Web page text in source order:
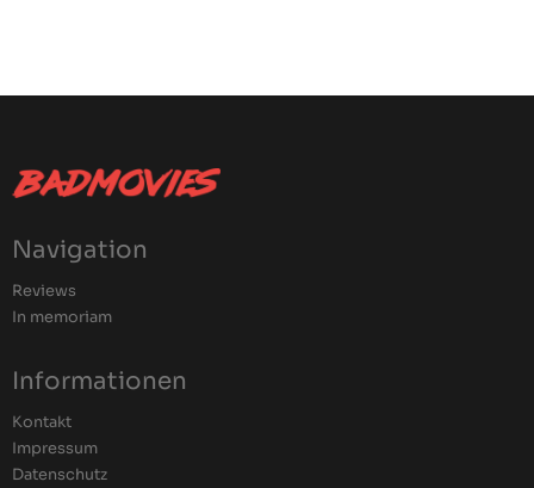
Navigation
Reviews
In memoriam
Informationen
Kontakt
Impressum
Datenschutz